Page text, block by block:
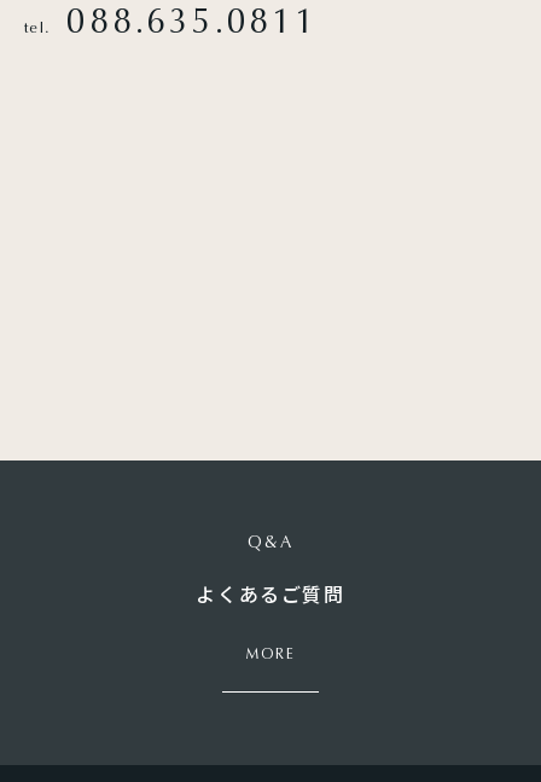
tel. 088.635.0811
Q&A
よくあるご質問
MORE